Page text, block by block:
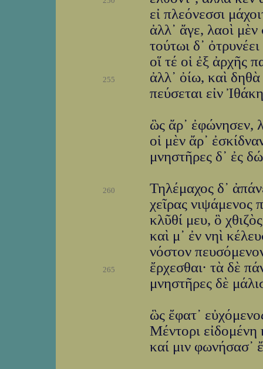
εἰ πλεόνεσσι
ἀλλ᾽ ἄγε, λαοὶ
τούτωι δ᾽
οἵ τέ οἱ ἐξ ἀρχῆς
255
ἀλλ᾽ ὀίω, καὶ
πεύσεται εἰν
ὣς ἄρ᾽ ἐφώνησεν,
οἱ μὲν ἄρ᾽
μνηστῆρες δ᾽ ἐς
260
Τηλέμαχος δ᾽
χεῖρας νιψάμενος
κλῦθί μευ, ὃ
καὶ μ᾽ ἐν νηὶ
νόστον
265
ἔρχεσθαι· τὰ δὲ
μνηστῆρες δὲ
ὣς ἔφατ᾽
Μέντορι εἰδομένη
καί μιν φωνήσασ᾽